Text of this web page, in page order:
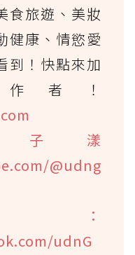
食旅遊、美妝
健康、情慾愛
到！快點來加
者！
子漾
@udng
udnG